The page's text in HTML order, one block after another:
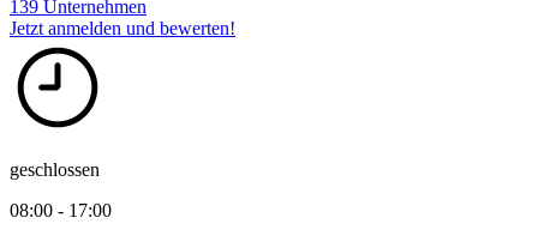
139 Unternehmen
Jetzt anmelden und bewerten!
geschlossen
08:00 - 17:00